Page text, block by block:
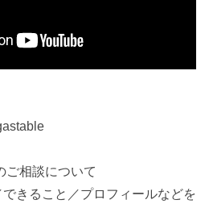
ご相談について
きること／プロフィールなどを